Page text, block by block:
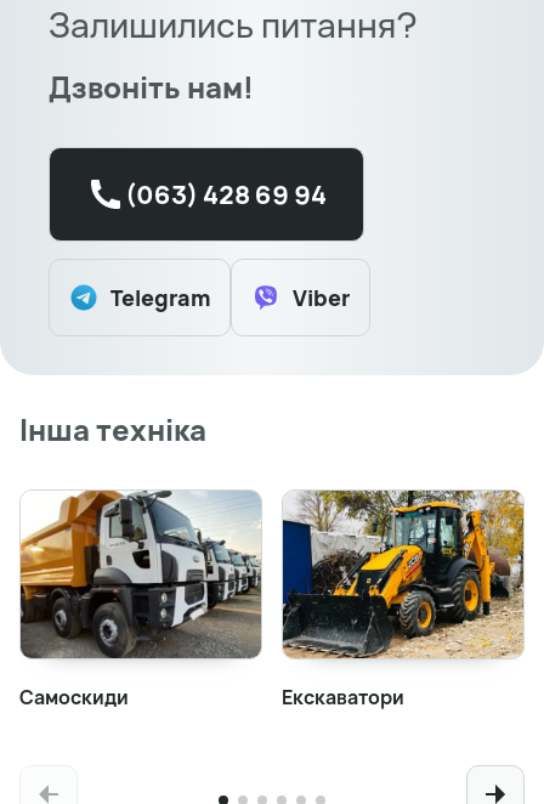
Залишились питання?
Дзвоніть нам!
(063) 428 69 94
Telegram Viber
Інша техніка
Самоскиди Екскаватори